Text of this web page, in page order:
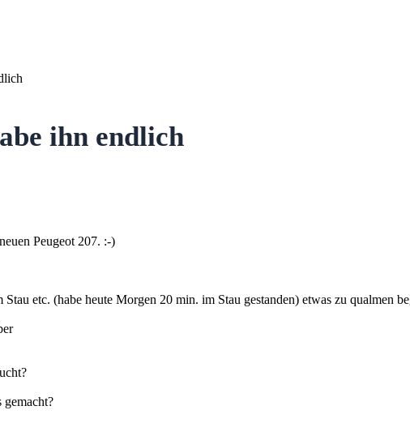
ihn endlich
Peugeot 207. :-)
etc. (habe heute Morgen 20 min. im Stau gestanden) etwas zu qualmen